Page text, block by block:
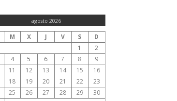
agosto 2026
M X J V S
D
1
2
4 5 6 7 8
9
11 12 13 14 15
16
18 19 20 21 22
23
25 26 27 28 29
30